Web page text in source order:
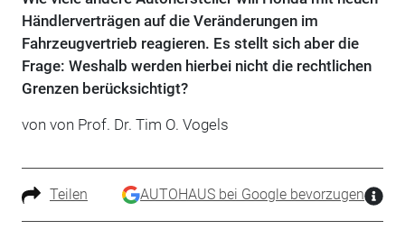
Händlerverträgen auf die Veränderungen im
Fahrzeugvertrieb reagieren. Es stellt sich aber die
Frage: Weshalb werden hierbei nicht die rechtlichen
Grenzen berücksichtigt?
von von Prof. Dr. Tim O. Vogels
Teilen AUTOHAUS bei Google bevorzugen